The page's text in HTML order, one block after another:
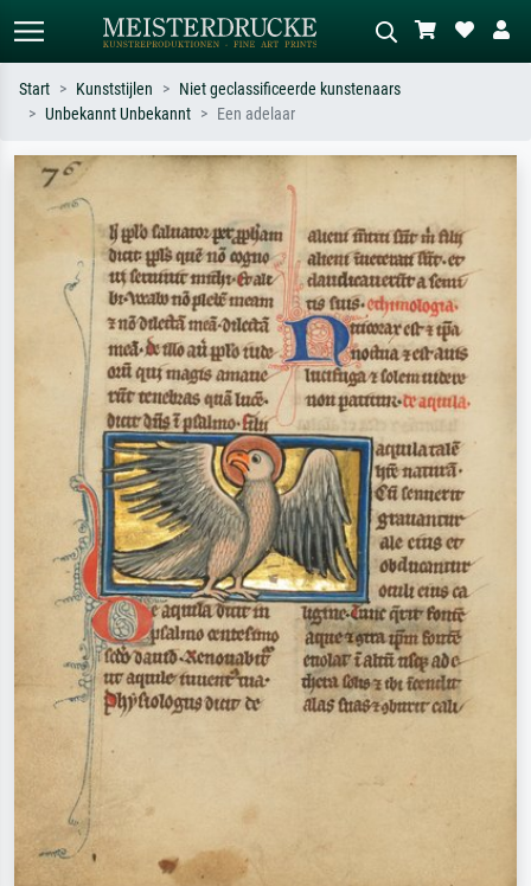
Zoek op kunstenaar, titel of stijl – bijv.
Monet, Sterrennacht, impressionisme,
Hokusai-golf, naakt.
Beschrijf de scène – bijv. groene
weide, abstract met veel rood, donker
olieverfschilderij, staand naakt naast
een boom.
Start Kunststijlen
Niet geclassificeerde kunstenaars
Unbekannt Unbekannt
Een adelaar